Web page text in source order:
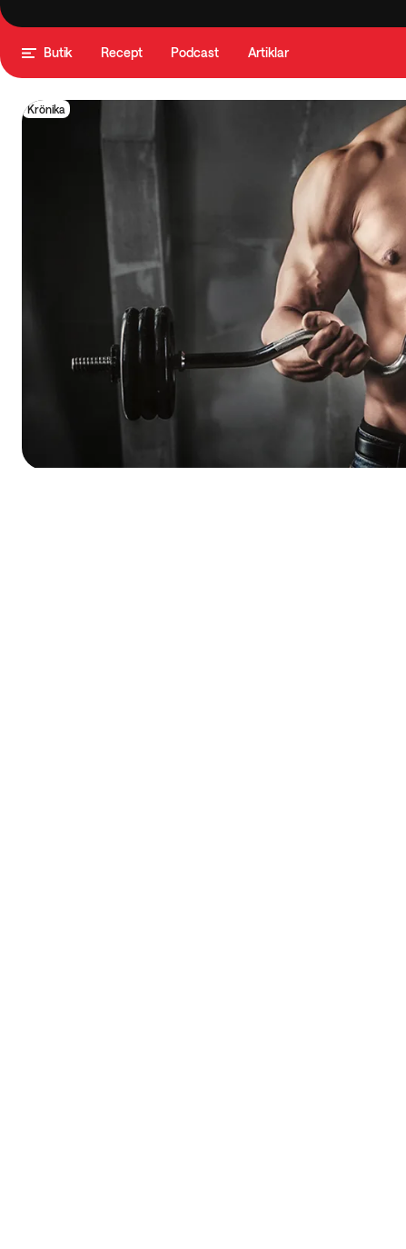
Butik Recept Podcast Artiklar
Krönika